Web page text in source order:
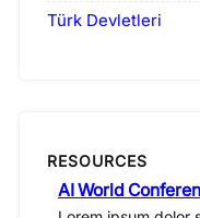
Türk Devletleri
RESOURCES
AI World